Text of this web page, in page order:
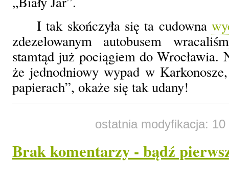
I tak skończyła się ta cudowna
zdezelowanym autobusem
stamtąd już pociągiem do Wrocławia.
że jednodniowy wypad w
papierach”, okaże się tak udany!
ostatnia modyfikacja:
Brak komentarzy - bądź